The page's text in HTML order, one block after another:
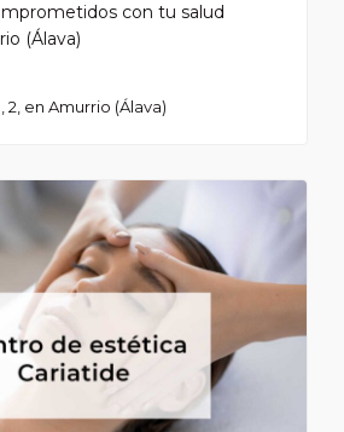
con tu salud
(Álava)
en Amurrio (Álava)